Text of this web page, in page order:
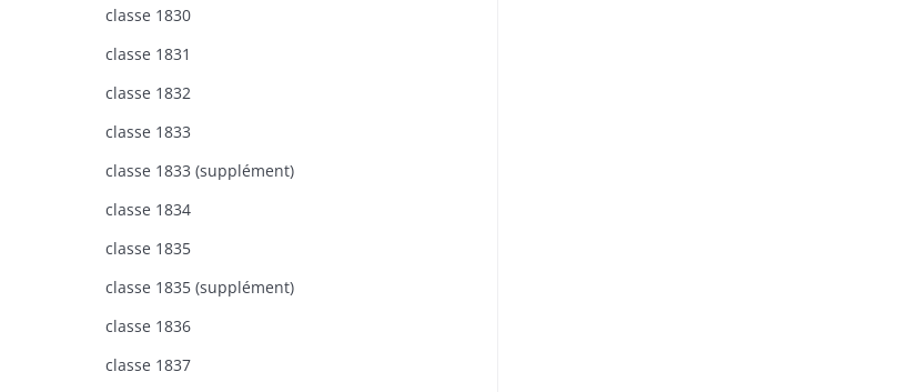
classe 1830
classe 1831
classe 1832
classe 1833
classe 1833 (supplément)
classe 1834
classe 1835
classe 1835 (supplément)
classe 1836
classe 1837